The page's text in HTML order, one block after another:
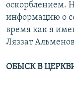
оскорблением.
информацию о
время как я
Ляззат
ОБЫСК В